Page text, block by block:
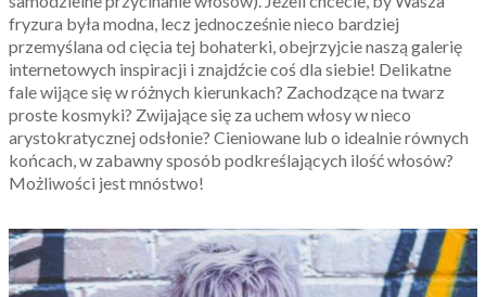
fryzura była modna, lecz jednocześnie nieco bardziej
przemyślana od cięcia tej bohaterki, obejrzyjcie naszą galerię
internetowych inspiracji i znajdźcie coś dla siebie! Delikatne
fale wijące się w różnych kierunkach? Zachodzące na twarz
proste kosmyki? Zwijające się za uchem włosy w nieco
arystokratycznej odsłonie? Cieniowane lub o idealnie równych
końcach, w zabawny sposób podkreślających ilość włosów?
Możliwości jest mnóstwo!